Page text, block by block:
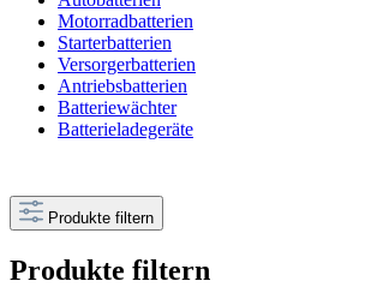
Motorradbatterien
Starterbatterien
Versorgerbatterien
Antriebsbatterien
Batteriewächter
Batterieladegeräte
Produkte filtern
Produkte filtern